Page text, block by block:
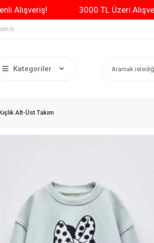
& Güvenli Alışveriş! 3000 TL
Kategoriler
Alt-Üst Takım